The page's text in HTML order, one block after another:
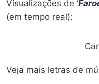
Visualizações de ‘
(em tempo real):
Veja mais letras de